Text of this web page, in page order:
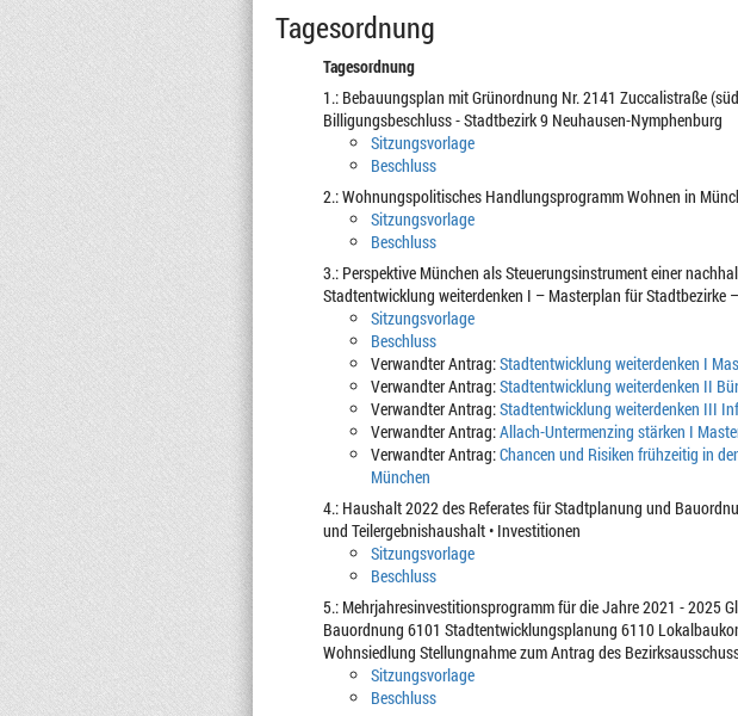
Tagesordnung
Tagesordnung
1.: Bebauungsplan mit Grünordnung Nr. 2141 Zuccalistraße
Billigungsbeschluss - Stadtbezirk 9 Neuhausen-Nymphenburg
Sitzungsvorlage
Beschluss
2.: Wohnungspolitisches Handlungsprogramm Wohnen in
Sitzungsvorlage
Beschluss
3.: Perspektive München als Steuerungsinstrument einer
Stadtentwicklung weiterdenken I – Masterplan für Stadtbezirke
Sitzungsvorlage
Beschluss
Verwandter Antrag:Stadtentwicklung weiterdenken I
Verwandter Antrag:Stadtentwicklung weiterdenken II
Verwandter Antrag:Stadtentwicklung weiterdenken III
Verwandter Antrag:Allach-Untermenzing stärken I
Verwandter Antrag:Chancen und Risiken frühzeitig in
München
4.: Haushalt 2022 des Referates für Stadtplanung und
und Teilergebnishaushalt • Investitionen
Sitzungsvorlage
Beschluss
5.: Mehrjahresinvestitionsprogramm für die Jahre 2021 - 2025
Bauordnung 6101 Stadtentwicklungsplanung 6110
Wohnsiedlung Stellungnahme zum Antrag des
Sitzungsvorlage
Beschluss